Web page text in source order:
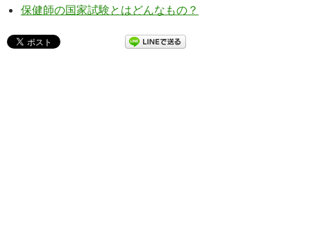
保健師の国家試験とはどんなもの？